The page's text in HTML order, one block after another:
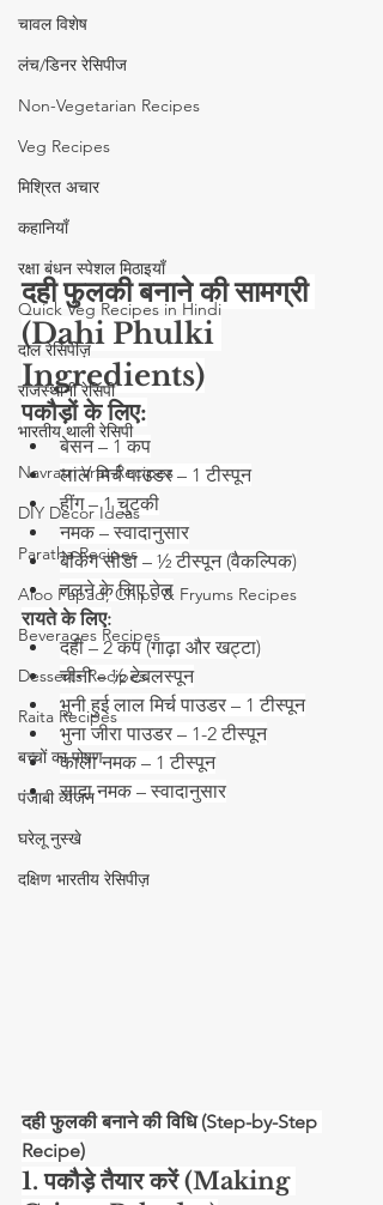
चावल विशेष
लंच/डिनर रेसिपीज
Non-Vegetarian Recipes
Veg Recipes
मिश्रित अचार
कहानियाँ
रक्षा बंधन स्पेशल मिठाइयाँ
Quick Veg Recipes in Hindi
दाल रेसिपीज़
राजस्थानी रेसिपी
भारतीय थाली रेसिपी
Navratri Vrat Recipes
DIY Decor Ideas
Paratha Recipes
Aloo Papad, Chips & Fryums Recipes
Beverages Recipes
Desserts Recipes
Raita Recipes
बच्चों का पोषण
पंजाबी व्यंजन
घरेलू नुस्खे
दक्षिण भारतीय रेसिपीज़
दही फुलकी बनाने की सामग्री
(Dahi Phulki
Ingredients)
पकौड़ों के लिए:
बेसन – 1 कप
लाल मिर्च पाउडर – 1 टीस्पून
हींग – 1 चुटकी
नमक – स्वादानुसार
बेकिंग सोडा – ½ टीस्पून (वैकल्पिक)
तलने के लिए तेल
रायते के लिए:
दही – 2 कप (गाढ़ा और खट्टा)
चीनी – ½ टेबलस्पून
भुनी हुई लाल मिर्च पाउडर – 1 टीस्पून
भुना जीरा पाउडर – 1-2 टीस्पून
काला नमक – 1 टीस्पून
सादा नमक – स्वादानुसार
दही फुलकी बनाने की विधि (Step-by-Step
Recipe)
1. पकौड़े तैयार करें (Making